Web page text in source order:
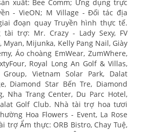
xuất: Bee Comm; Ứng dụng trực
- VieON; M Village - Đối tác địa
đoạn quay Truyền hình thực tế.
tài trợ: Mr. Crazy - Lady Sexy, FV
Myan, Mijunka, Kelly Pang Nail, Giày
Áo choàng EmWear, ZumWhere,
Royal Long An Golf & Villas,
Vietnam Solar Park, Dalat
Diamond Star Bến Tre, Diamond
Nha Trang Center, Du Parc Hotel,
Golf Club. Nhà tài trợ hoa tươi
Hoa Flowers - Event, La Rose
trợ Ẩm thực: ORB Bistro, Chay Tuệ,